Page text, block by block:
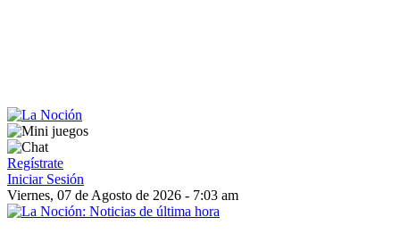
Regístrate
Iniciar Sesión
Viernes, 07 de Agosto de 2026 - 7:03 am